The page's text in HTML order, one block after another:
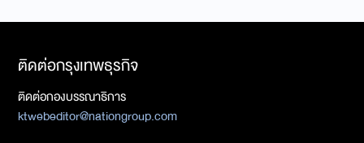
ติดต่อกรุงเทพธุรกิจ
ติดต่อกองบรรณาธิการ
ktwebeditor@nationgroup.com